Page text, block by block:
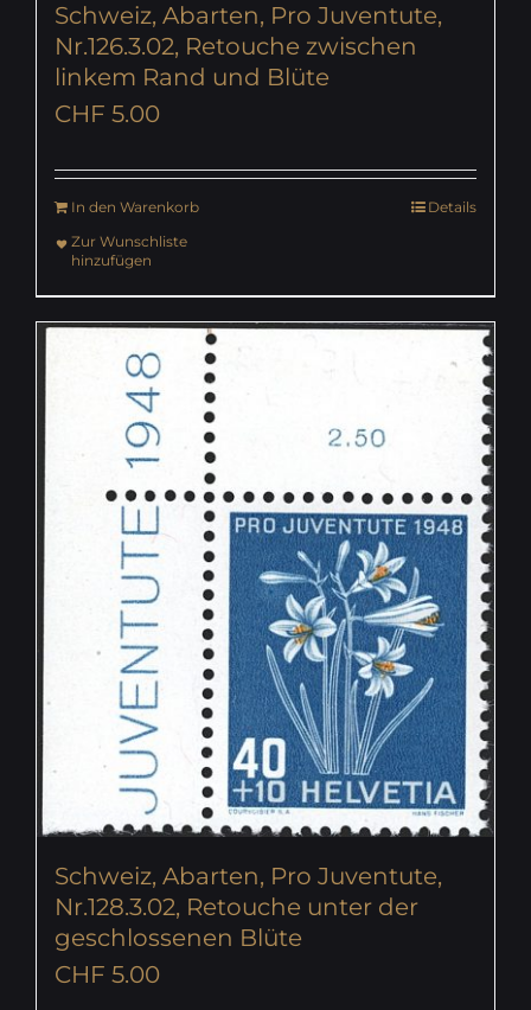
Schweiz, Abarten, Pro Juventute,
Nr.126.3.02, Retouche zwischen
linkem Rand und Blüte
CHF 5.00
In den Warenkorb
Details
Zur Wunschliste
hinzufügen
Schweiz, Abarten, Pro Juventute,
Nr.128.3.02, Retouche unter der
geschlossenen Blüte
CHF 5.00